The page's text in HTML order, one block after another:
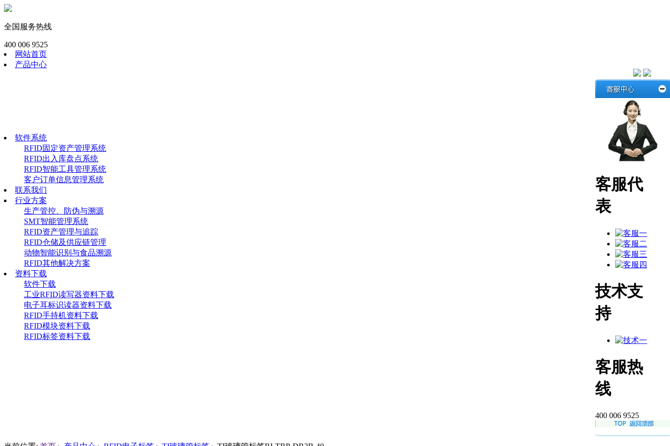
全国服务热线
400 006 9525
网站首页
产品中心
软件系统
RFID固定资产管理系统
RFID出入库盘点系统
RFID智能工具管理系统
客户订单信息管理系统
联系我们
行业方案
生产管控、防伪与溯源
SMT智能管理系统
RFID资产管理与追踪
RFID仓储及供应链管理
动物智能识别与食品溯源
RFID其他解决方案
资料下载
软件下载
工业RFID读写器资料下载
电子耳标识读器资料下载
RFID手持机资料下载
RFID模块资料下载
RFID标签资料下载
客服代
表
技术支
持
客服热
线
400 006 9525